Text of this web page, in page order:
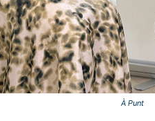
À Punt